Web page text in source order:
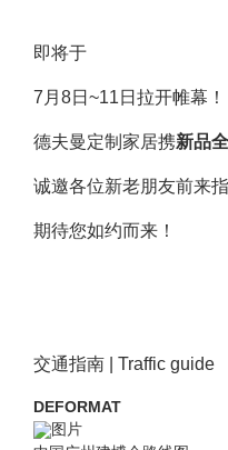
即将于
7月8日~11日拉开帷幕！
德夫曼定制家居携新品
诚邀各位新老朋友前来指
期待您如约而来！
交通指南 | Traffic guide
DEFORMAT